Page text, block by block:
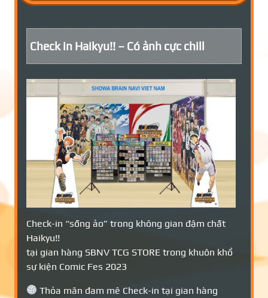
Check in Haikyu!! – Có ảnh cực chill
Check-in “sống ảo” trong không gian đậm chất
Haikyu!!
tại gian hàng SBNV TCG STORE trong khuôn khổ
sự kiện Comic Fes 2023
Thỏa mãn đam mê Check-in tại gian hàng